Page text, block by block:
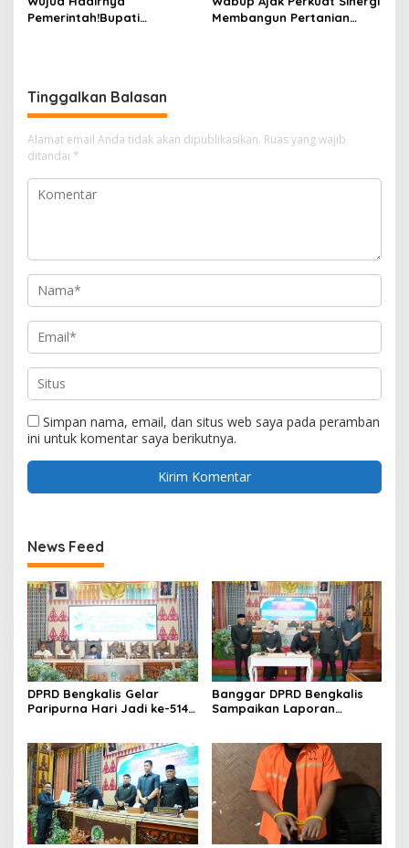
Pemerintah!Bupati
Membangun Pertanian
Tinggalkan Balasan
Alamat email Anda tidak akan dipublikasikan. Ruas yang wajib
ditandai *
Simpan nama, email, dan situs web saya pada peramban
ini untuk komentar saya berikutnya.
News Feed
DPRD Bengkalis Gelar
Paripurna Hari Jadi ke-514
Negeri Junjungan.
Banggar DPRD Bengkalis
Sampaikan Laporan
Pelaksanaan APBD Tahun
Anggaran 2025